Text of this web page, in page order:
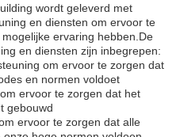
wordt geleverd met
en diensten om ervoor te
ervaring hebben.De
en diensten zijn inbegrepen:
om ervoor te zorgen dat
en normen voldoet
ervoor te zorgen dat het
gebouwd
ervoor te zorgen dat alle